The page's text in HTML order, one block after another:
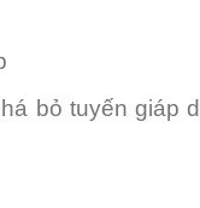
bỏ tuyến giáp